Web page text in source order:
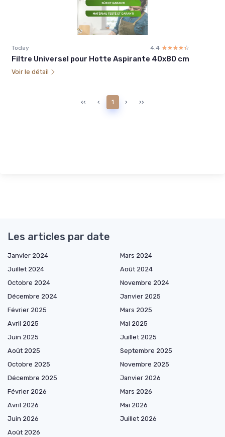
Today 4.4 ☆☆☆☆☆
★★★★★
Filtre Universel pour Hotte Aspirante 40x80 cm
Voir le détail
‹‹ ‹ 1 › ››
Les articles par date
Janvier 2024
Mars 2024
Juillet 2024
Août 2024
Octobre 2024
Novembre 2024
Décembre 2024
Janvier 2025
Février 2025
Mars 2025
Avril 2025
Mai 2025
Juin 2025
Juillet 2025
Août 2025
Septembre 2025
Octobre 2025
Novembre 2025
Décembre 2025
Janvier 2026
Février 2026
Mars 2026
Avril 2026
Mai 2026
Juin 2026
Juillet 2026
Août 2026